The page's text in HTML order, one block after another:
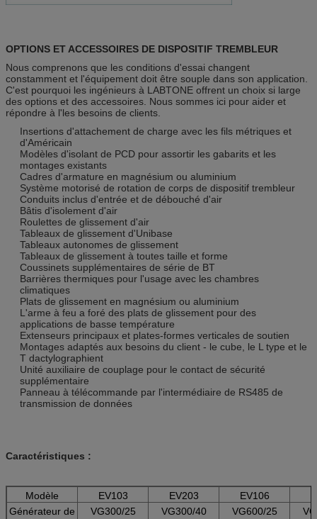
OPTIONS ET ACCESSOIRES DE DISPOSITIF TREMBLEUR
Nous comprenons que les conditions d'essai changent
constamment et l'équipement doit être souple dans son application.
C'est pourquoi les ingénieurs à LABTONE offrent un choix si large
des options et des accessoires. Nous sommes ici pour aider et
répondre à l'les besoins de clients.
Insertions d'attachement de charge avec les fils métriques et
d'Américain
Modèles d'isolant de PCD pour assortir les gabarits et les
montages existants
Cadres d'armature en magnésium ou aluminium
Système motorisé de rotation de corps de dispositif trembleur
Conduits inclus d'entrée et de débouché d'air
Bâtis d'isolement d'air
Roulettes de glissement d'air
Tableaux de glissement d'Unibase
Tableaux autonomes de glissement
Tableaux de glissement à toutes taille et forme
Coussinets supplémentaires de série de BT
Barrières thermiques pour l'usage avec les chambres
climatiques
Plats de glissement en magnésium ou aluminium
L'arme à feu a foré des plats de glissement pour des
applications de basse température
Extenseurs principaux et plates-formes verticales de soutien
Montages adaptés aux besoins du client - le cube, le L type et le
T dactylographient
Unité auxiliaire de couplage pour le contact de sécurité
supplémentaire
Panneau à télécommande par l'intermédiaire de RS485 de
transmission de données
Caractéristiques :
Modèle EV103 EV203 EV106
Générateur de
VG300/25 VG300/40 VG600/25